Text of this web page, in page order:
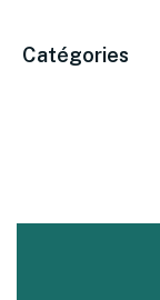
Catégories